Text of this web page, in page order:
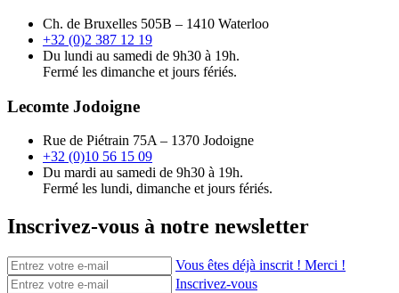
Ch. de Bruxelles 505B – 1410 Waterloo
+32 (0)2 387 12 19
Du lundi au samedi de 9h30 à 19h.
Fermé les dimanche et jours fériés.
Lecomte Jodoigne
Rue de Piétrain 75A – 1370 Jodoigne
+32 (0)10 56 15 09
Du mardi au samedi de 9h30 à 19h.
Fermé les lundi, dimanche et jours fériés.
Inscrivez-vous à notre newsletter
Vous êtes déjà inscrit ! Merci !
Inscrivez-vous